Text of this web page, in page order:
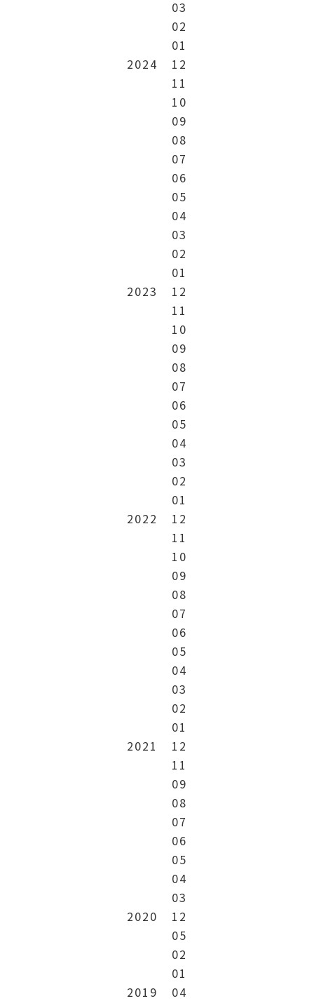
03
02
01
2024
12
11
10
09
08
07
06
05
04
03
02
01
2023
12
11
10
09
08
07
06
05
04
03
02
01
2022
12
11
10
09
08
07
06
05
04
03
02
01
2021
12
11
09
08
07
06
05
04
03
2020
12
05
02
01
2019
04